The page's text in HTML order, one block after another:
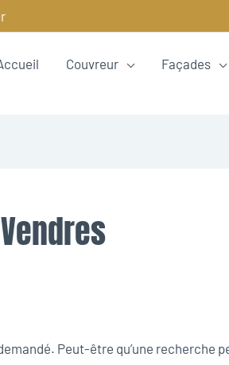
Couvreur Façades
Peut-être qu’une recherche